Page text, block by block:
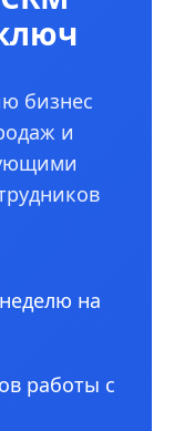
бизнес
и
на
работы с